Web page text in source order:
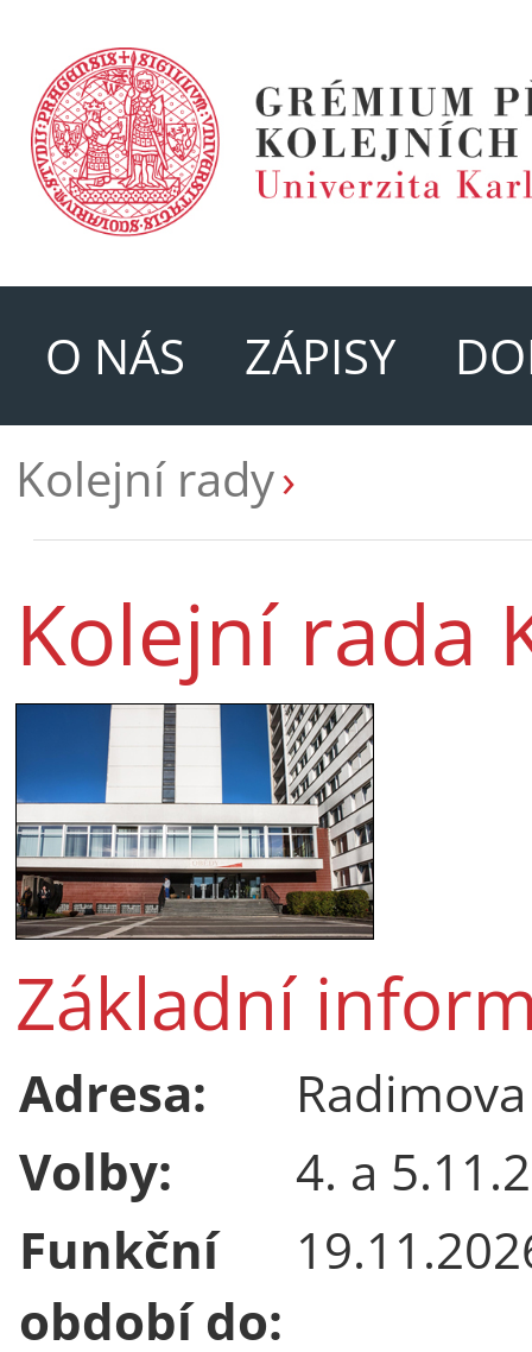
O NÁS ZÁPISY
Kolejní rady
Kolejní rada
Základní
Adresa:
Volby:
4. a
Funkční
období do: